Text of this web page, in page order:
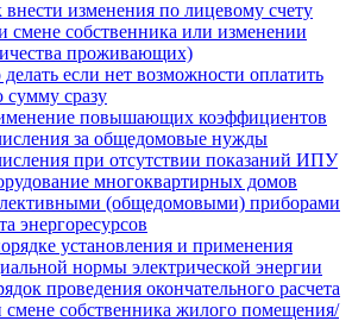
внести изменения по лицевому счету
смене собственника или изменении
проживающих)
делать если нет возможности оплатить
сумму сразу
повышающих коэффициентов
за общедомовые нужды
при отсутствии показаний ИПУ
многоквартирных домов
(общедомовыми) приборами
энергоресурсов
установления и применения
нормы электрической энергии
проведения окончательного расчета
смене собственника жилого помещения/